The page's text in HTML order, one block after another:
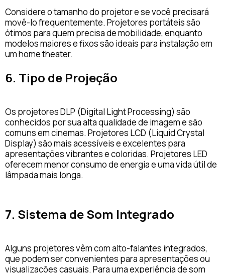
Considere o tamanho do projetor e se você precisará
movê-lo frequentemente. Projetores portáteis são
ótimos para quem precisa de mobilidade, enquanto
modelos maiores e fixos são ideais para instalação em
um home theater.
6. Tipo de Projeção
Os projetores DLP (Digital Light Processing) são
conhecidos por sua alta qualidade de imagem e são
comuns em cinemas. Projetores LCD (Liquid Crystal
Display) são mais acessíveis e excelentes para
apresentações vibrantes e coloridas. Projetores LED
oferecem menor consumo de energia e uma vida útil de
lâmpada mais longa.
7. Sistema de Som Integrado
Alguns projetores vêm com alto-falantes integrados,
que podem ser convenientes para apresentações ou
visualizações casuais. Para uma experiência de som